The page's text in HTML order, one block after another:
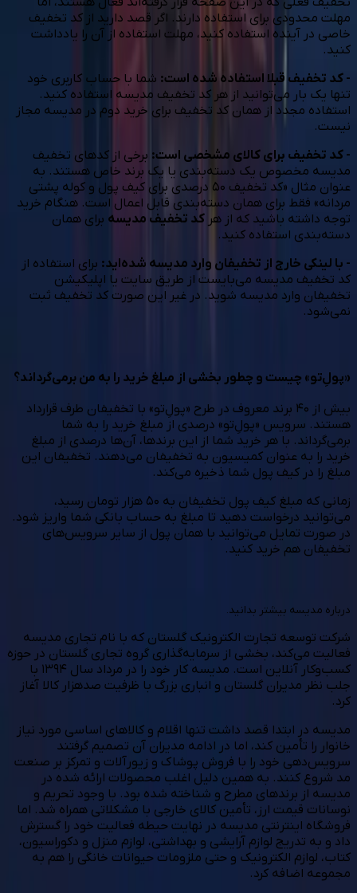
مهلت محدودی برای استفاده دارند. اگر قصد دارید از کد تخفیف
خاصی در آینده استفاده کنید، مهلت استفاده از آن را یادداشت
کنید.
- کد تخفیف قبلا استفاده شده است: شما با حساب کاربری خود
تنها یک بار می‌توانید از هر کد تخفیف مدیسه استفاده کنید.
استفاده مجدد از همان کد تخفیف برای خرید دوم در مدیسه مجاز
نیست.
- کد تخفیف برای کالای مشخصی است: برخی از کدهای تخفیف
مدیسه مخصوص یک دسته‌بندی یا یک برند خاص هستند. به
عنوان مثال «کد تخفیف ۵۰ درصدی برای کیف پول و کوله پشتی
مردانه» فقط برای همان دسته‌بندی قابل اعمال است. هنگام خرید
توجه داشته باشید که از هر کد تخفیف مدیسه برای همان
دسته‌بندی استفاده کنید.
- با لینکی خارج از تخفیفان وارد مدیسه شده‌اید: برای استفاده از
کد تخفیف مدیسه می‌بایست از طریق سایت یا اپلیکیشن
تخفیفان وارد مدیسه شوید. در غیر این صورت کد تخفیف ثبت
نمی‌شود.
«پولِ‌تو» چیست و چطور بخشی از مبلغ خرید را به من برمی‌گرداند؟
بیش از ۴۰ برند معروف در طرح «پولِ‌تو» با تخفیفان طرف قرارداد
هستند. سرویس «پولِ‌تو» درصدی از مبلغ خرید را به شما
برمی‌گرداند. با هر خرید شما از این برندها، آن‌ها درصدی از مبلغ
خرید را به عنوان کمیسیون به تخفیفان می‌دهند. تخفیفان این
مبلغ را در کیف پول شما ذخیره می‌کند.
زمانی که مبلغ کیف پول تخفیفان به ۵۰ هزار تومان رسید،
می‌توانید درخواست دهید تا مبلغ به حساب بانکی شما واریز شود.
در صورت تمایل می‌توانید با همان پول از سایر سرویس‌های
تخفیفان هم خرید کنید.
درباره مدیسه بیشتر بدانید.
شرکت توسعه تجارت الکترونیک گلستان که با نام تجاری مدیسه
فعالیت می‌کند، بخشی از سرمایه‌گذاری گروه تجاری گلستان در حوزه
کسب‌وکار آنلاین است. مدیسه کار خود را در مرداد سال ۱۳۹۴ با
جلب نظر مدیران گلستان و انباری بزرگ با ظرفیت صدهزار کالا آغاز
کرد.
مدیسه در ابتدا قصد داشت تنها اقلام و کالاهای اساسی مورد نیاز
خانوار را تأمین کند، اما در ادامه مدیران آن تصمیم گرفتند
سرویس‌دهی خود را با فروش پوشاک و زیورآلات و تمرکز بر صنعت
مد شروع کنند. به همین دلیل اغلب محصولات ارائه شده در
مدیسه از برندهای مطرح و شناخته شده بود. با وجود تحریم و
نوسانات قیمت ارز، تأمین کالای خارجی با مشکلاتی همراه شد. اما
فروشگاه اینترنتی مدیسه در نهایت حیطه فعالیت خود را گسترش
داد و به تدریج لوازم آرایشی و بهداشتی، لوازم منزل و دکوراسیون،
کتاب، لوازم الکترونیک و حتی ملزومات حیوانات خانگی را هم به
مجموعه اضافه کرد.